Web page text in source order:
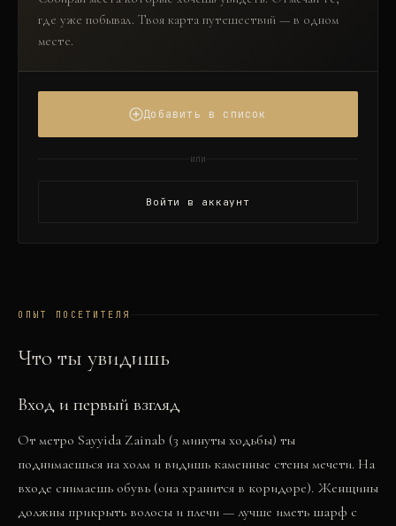
где уже побывал. Твоя карта путешествий — в одном
месте.
Добавить в список
или
Войти в аккаунт
ОПЫТ ПОСЕТИТЕЛЯ
Что ты увидишь
Вход и первый взгляд
От метро Sayyida Zainab (3 минуты ходьбы) ты
поднимаешься на холм и видишь каменные стены мечети. На
входе снимаешь обувь (она хранится в коридоре). Женщины
должны прикрыть волосы и плечи — лучше иметь шарф с